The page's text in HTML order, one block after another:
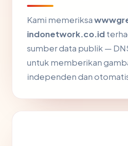
Kami memeriksa
indonetwork.co.id
sumber data publik —
untuk memberikan
independen dan